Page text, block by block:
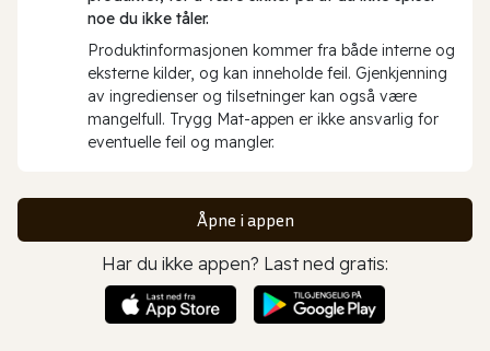
noe du ikke tåler.
Produktinformasjonen kommer fra både interne og
eksterne kilder, og kan inneholde feil. Gjenkjenning
av ingredienser og tilsetninger kan også være
mangelfull. Trygg Mat-appen er ikke ansvarlig for
eventuelle feil og mangler.
Åpne i appen
Har du ikke appen? Last ned gratis: